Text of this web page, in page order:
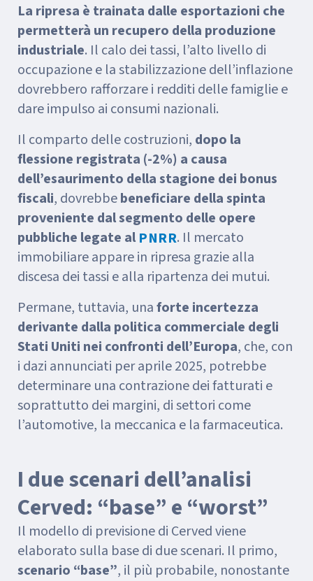
La ripresa è trainata dalle esportazioni che
permetterà un recupero della produzione
industriale. Il calo dei tassi, l’alto livello di
occupazione e la stabilizzazione dell’inflazione
dovrebbero rafforzare i redditi delle famiglie e
dare impulso ai consumi nazionali.
Il comparto delle costruzioni, dopo la
flessione registrata (-2%) a causa
dell’esaurimento della stagione dei bonus
fiscali, dovrebbebeneficiare della spinta
proveniente dal segmento delle opere
pubbliche legate al PNRR. Il mercato
immobiliare appare in ripresa grazie alla
discesa dei tassi e alla ripartenza dei mutui.
Permane, tuttavia, unaforte incertezza
derivante dalla politica commerciale degli
Stati Uniti nei confronti dell’Europa, che, con
i dazi annunciati per aprile 2025, potrebbe
determinare una contrazione dei fatturati e
soprattutto dei margini, di settori come
l’automotive, la meccanica e la farmaceutica.
I due scenari dell’analisi
Cerved: “base” e “worst”
Il modello di previsione di Cerved viene
elaborato sulla base di due scenari. Il primo,
scenario “base”, il più probabile, nonostante